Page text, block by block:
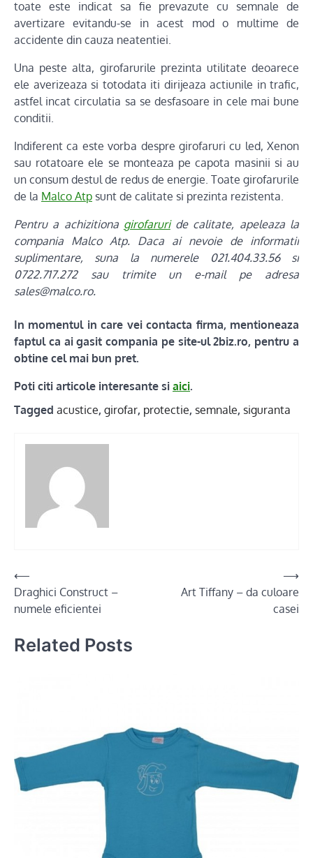
toate este indicat sa fie prevazute cu semnale de
avertizare evitandu-se in acest mod o multime de
accidente din cauza neatentiei.
Una peste alta, girofarurile prezinta utilitate deoarece
ele averizeaza si totodata iti dirijeaza actiunile in trafic,
astfel incat circulatia sa se desfasoare in cele mai bune
conditii.
Indiferent ca este vorba despre girofaruri cu led, Xenon
sau rotatoare ele se monteaza pe capota masinii si au
un consum destul de redus de energie. Toate girofarurile
de la Malco Atp sunt de calitate si prezinta rezistenta.
Pentru a achizitiona girofaruride calitate, apeleaza la
compania Malco Atp. Daca ai nevoie de informatii
suplimentare, suna la numerele 021.404.33.56 si
0722.717.272 sau trimite un e-mail pe adresa
sales@malco.ro.
In momentul in care vei contacta firma, mentioneaza
faptul ca ai gasit compania pe site-ul 2biz.ro, pentru a
obtine cel mai bun pret.
Poti citi articole interesante si aici.
Tagged acustice, girofar, protectie, semnale, siguranta
Post
navigation
⟵
Draghici Construct –
numele eficientei
Art Tiffany – da culoare
casei
⟶
Related Posts